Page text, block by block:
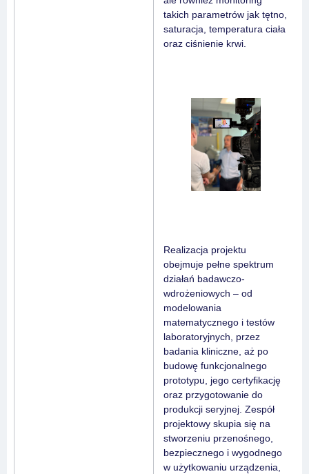
takich parametrów jak tętno,
saturacja, temperatura ciała
oraz ciśnienie krwi.
Realizacja projektu
obejmuje pełne spektrum
działań badawczo-
wdrożeniowych – od
modelowania
matematycznego i testów
laboratoryjnych, przez
badania kliniczne, aż po
budowę funkcjonalnego
prototypu, jego certyfikację
oraz przygotowanie do
produkcji seryjnej. Zespół
projektowy skupia się na
stworzeniu przenośnego,
bezpiecznego i wygodnego
w użytkowaniu urządzenia,